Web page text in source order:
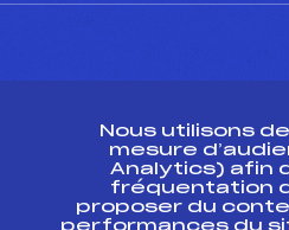
Ressources
Nous utilisons
mesure
Analytics) afin
fréquentation
proposer du
performances du